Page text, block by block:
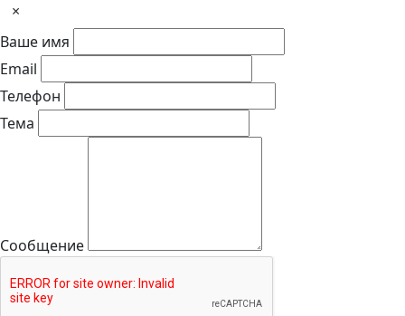
×
Ваше имя
Email
Телефон
Тема
Сообщение